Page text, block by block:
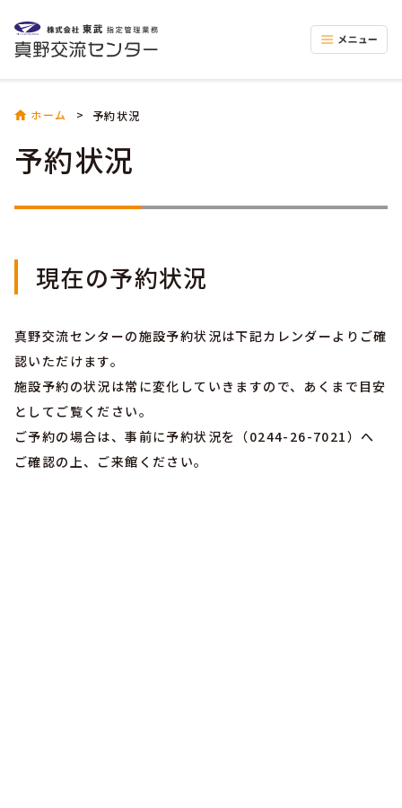
ホーム 予約状況
予約状況
現在の予約状況
真野交流センターの施設予約状況は下記カレンダーよりご確
認いただけます。
施設予約の状況は常に変化していきますので、あくまで目安
としてご覧ください。
ご予約の場合は、事前に予約状況を（0244-26-7021）へ
ご確認の上、ご来館ください。